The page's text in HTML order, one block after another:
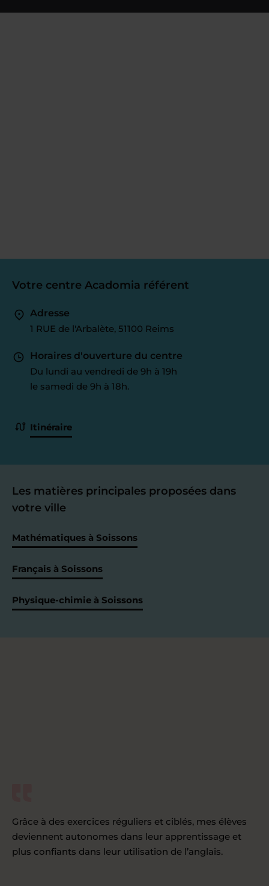
Votre centre Acadomia référent
Adresse
1 RUE de l'Arbalète, 51100 Reims
Horaires d'ouverture du centre
Du lundi au vendredi de 9h à 19h
le samedi de 9h à 18h.
Itinéraire
Les matières principales proposées dans
votre ville
Mathématiques à Soissons
Français à Soissons
Physique-chimie à Soissons
Grâce à des exercices réguliers et ciblés, mes élèves
deviennent autonomes dans leur apprentissage et
plus confiants dans leur utilisation de l’anglais.